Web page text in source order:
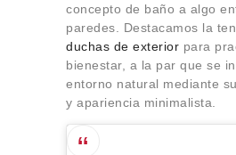
concepto de baño a algo
paredes. Destacamos la
duchas de exterior para
bienestar, a la par que se
entorno natural mediante
y apariencia minimalista.